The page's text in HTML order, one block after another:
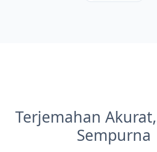
Terjemahan
Sempurna